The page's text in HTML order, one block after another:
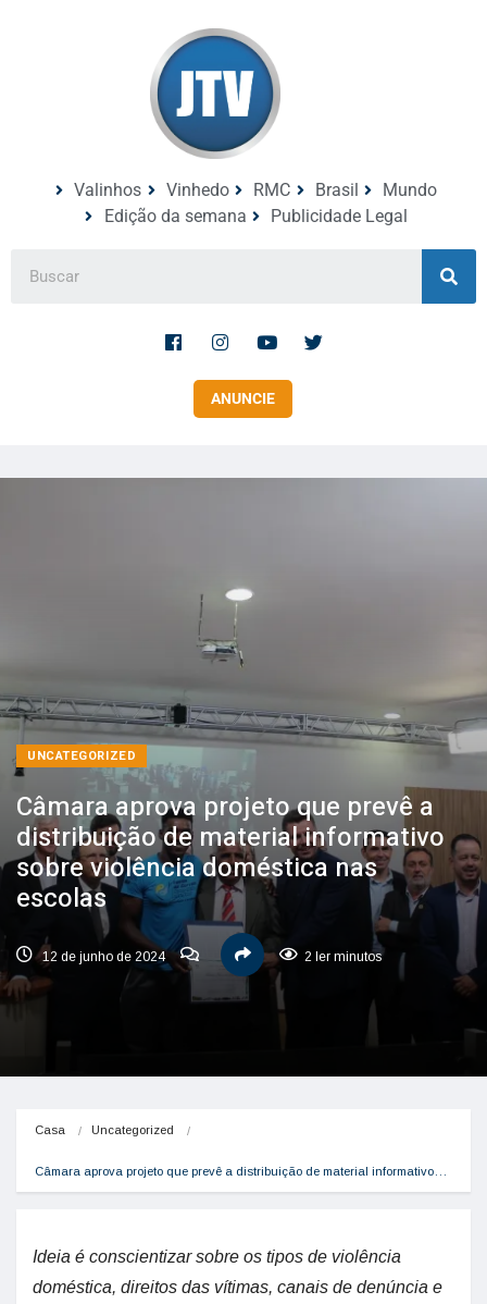
Valinhos Vinhedo RMC Brasil
Mundo
Edição da semana
Publicidade Legal
ANUNCIE
UNCATEGORIZED
Câmara aprova projeto que prevê a
distribuição de material informativo
sobre violência doméstica nas
escolas
12 de junho de 2024 2 ler minutos
Casa Uncategorized
Câmara aprova projeto que prevê a distribuição de material informativo…
Ideia é conscientizar sobre os tipos de violência
doméstica, direitos das vítimas, canais de denúncia e